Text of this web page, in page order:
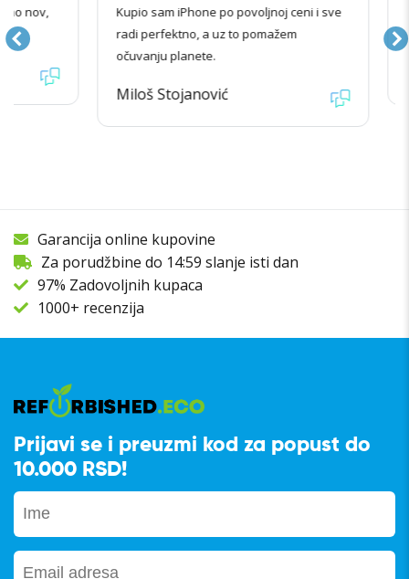
Kupio sam iPhone po povoljnoj ceni i sve
radi perfektno, a uz to pomažem
očuvanju planete.
Miloš Stojanović
Garancija online kupovine
Za porudžbine do 14:59 slanje isti dan
97% Zadovoljnih kupaca
1000+ recenzija
Prijavi se i preuzmi kod za popust do
10.000 RSD!